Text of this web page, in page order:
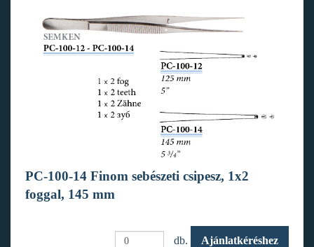
PC-100-14 Finom sebészeti csipesz, 1x2
foggal, 145 mm
db. Ajánlatkéréshez